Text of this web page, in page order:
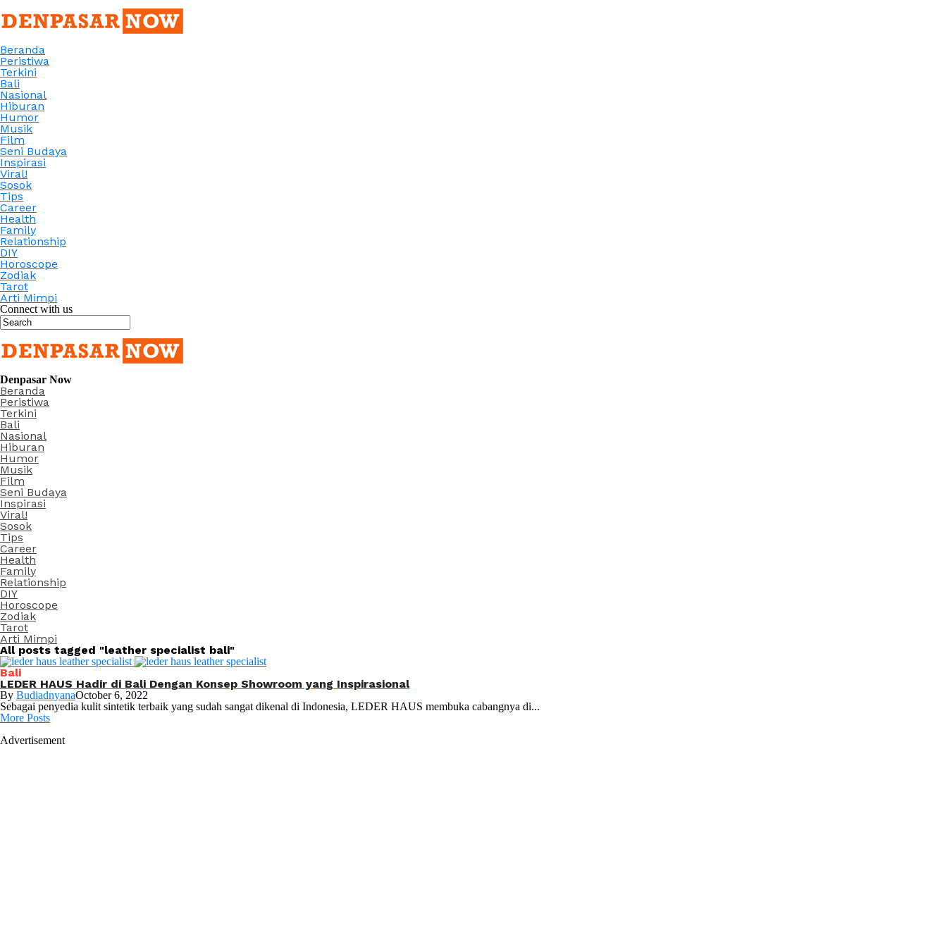
Beranda
Peristiwa
Terkini
Bali
Nasional
Hiburan
Humor
Musik
Film
Seni Budaya
Inspirasi
Viral!
Sosok
Tips
Career
Health
Family
Relationship
DIY
Horoscope
Zodiak
Tarot
Arti Mimpi
Connect with us
Denpasar Now
Beranda
Peristiwa
Terkini
Bali
Nasional
Hiburan
Humor
Musik
Film
Seni Budaya
Inspirasi
Viral!
Sosok
Tips
Career
Health
Family
Relationship
DIY
Horoscope
Zodiak
Tarot
Arti Mimpi
All posts tagged "leather specialist bali"
Bali
LEDER HAUS Hadir di Bali Dengan Konsep Showroom yang Inspirasional
By BudiadnyanaOctober 6, 2022
Sebagai penyedia kulit sintetik terbaik yang sudah sangat dikenal di Indonesia, LEDER HAUS membuka cabangnya di...
More Posts
Advertisement